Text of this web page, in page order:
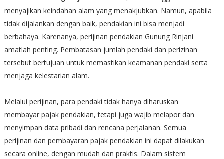
menyajikan keindahan alam yang menakjubkan. Namun, apabila
tidak dijalankan dengan baik, pendakian ini bisa menjadi
berbahaya. Karenanya, perijinan pendakian Gunung Rinjani
amatlah penting. Pembatasan jumlah pendaki dan perizinan
tersebut bertujuan untuk memastikan keamanan pendaki serta
menjaga kelestarian alam.
Melalui perijinan, para pendaki tidak hanya diharuskan
membayar pajak pendakian, tetapi juga wajib melapor dan
menyimpan data pribadi dan rencana perjalanan. Semua
perijinan dan pembayaran pajak pendakian ini dapat dilakukan
secara online, dengan mudah dan praktis. Dalam sistem